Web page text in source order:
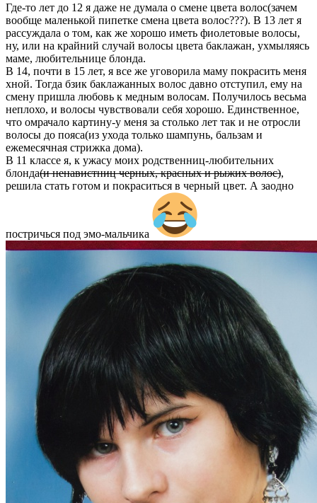
Где-то лет до 12 я даже не думала о смене цвета волос(зачем
вообще маленькой пипетке смена цвета волос???). В 13 лет я
рассуждала о том, как же хорошо иметь фиолетовые волосы,
ну, или на крайний случай волосы цвета баклажан, ухмыляясь
маме, любительнице блонда.
В 14, почти в 15 лет, я все же уговорила маму покрасить меня
хной. Тогда бзик баклажанных волос давно отступил, ему на
смену пришла любовь к медным волосам. Получилось весьма
неплохо, и волосы чувствовали себя хорошо. Единственное,
что омрачало картину-у меня за столько лет так и не отросли
волосы до пояса(из ухода только шампунь, бальзам и
ежемесячная стрижка дома).
В 11 классе я, к ужасу моих родственниц-любительних
блонда(и ненавистниц черных, красных и рыжих волос),
решила стать готом и покраситься в черный цвет. А заодно
постричься под эмо-мальчика